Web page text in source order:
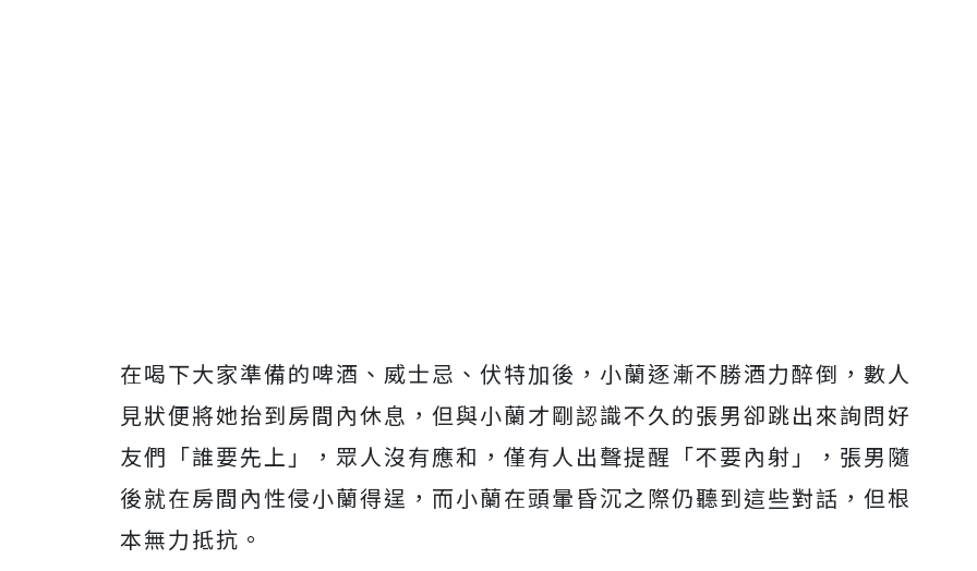
在喝下大家準備的啤酒、威士忌、伏特加後，小蘭逐漸不勝酒力醉倒，數人
見狀便將她抬到房間內休息，但與小蘭才剛認識不久的張男卻跳出來詢問好
友們「誰要先上」，眾人沒有應和，僅有人出聲提醒「不要內射」，張男隨
後就在房間內性侵小蘭得逞，而小蘭在頭暈昏沉之際仍聽到這些對話，但根
本無力抵抗。